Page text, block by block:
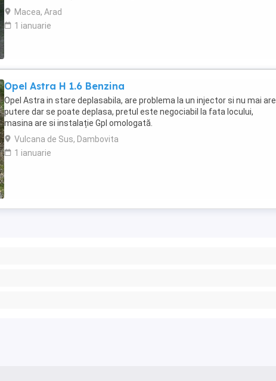
ridicată ...
Macea, Arad
1 ianuarie
Opel Astra H 1.6 Benzina
Opel Astra in stare deplasabila, are problema la un injector si nu mai are
putere dar se poate deplasa, pretul este negociabil la fata locului,
masina are si instalație Gpl omologată.
Vulcana de Sus, Dambovita
1 ianuarie